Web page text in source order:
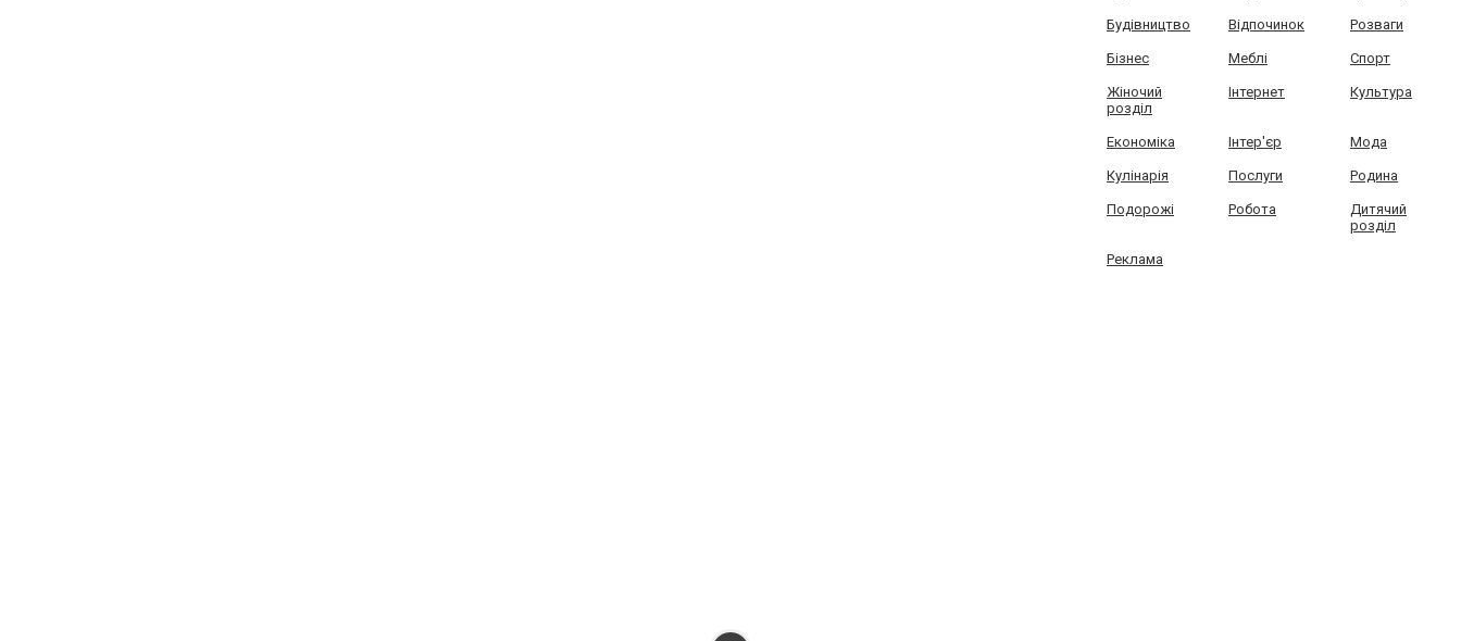
Будівництво Відпочинок Розваги
Бізнес Меблі Спорт
Жіночий
розділ
Інтернет Культура
Економіка Інтер'єр Мода
Кулінарія Послуги Родина
Подорожі Робота
Дитячий
розділ
Реклама